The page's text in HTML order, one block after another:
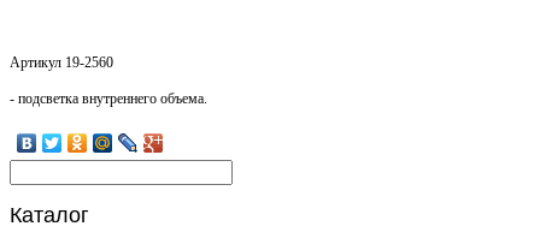
Артикул 19-2560
- подсветка внутреннего объема.
Каталог